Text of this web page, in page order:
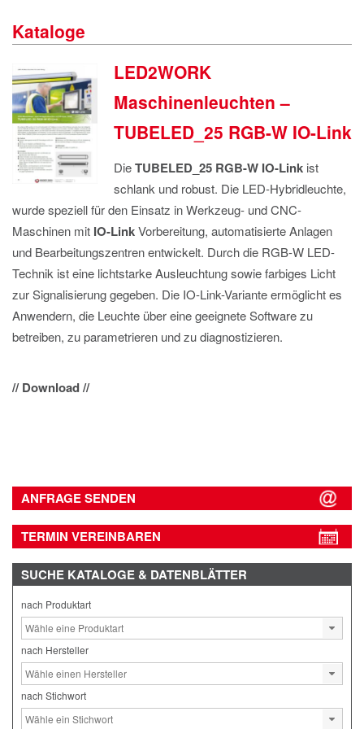
DATENSCHUTZ
Kataloge
LED2WORK
Maschinenleuchten –
TUBELED_25 RGB-W IO-Link
DieTUBELED_25 RGB-W IO-Linkist
schlank und robust. Die LED-Hybridleuchte,
wurde speziell für den Einsatz in Werkzeug- und CNC-
Maschinen mit IO-LinkVorbereitung, automatisierte Anlagen
und Bearbeitungszentren entwickelt. Durch die RGB-W LED-
Technik ist eine lichtstarke Ausleuchtung sowie farbiges Licht
zur Signalisierung gegeben. Die IO-Link-Variante ermöglicht es
Anwendern, die Leuchte über eine geeignete Software zu
betreiben, zu parametrieren und zu diagnostizieren.
// Download //
ANFRAGE SENDEN
TERMIN VEREINBAREN
SUCHE KATALOGE & DATENBLÄTTER
nach Produktart
nach Hersteller
nach Stichwort